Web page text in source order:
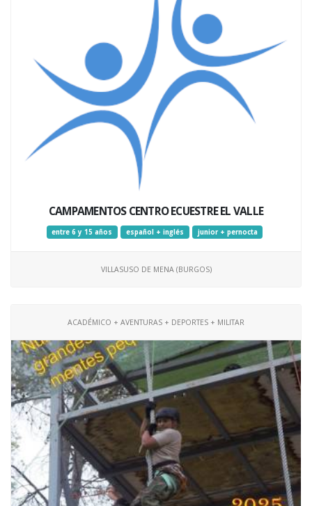
CAMPAMENTOS CENTRO ECUESTRE EL VALLE
entre 6 y 15 años español + inglés junior + pernocta
VILLASUSO DE MENA (BURGOS)
ACADÉMICO + AVENTURAS + DEPORTES + MILITAR